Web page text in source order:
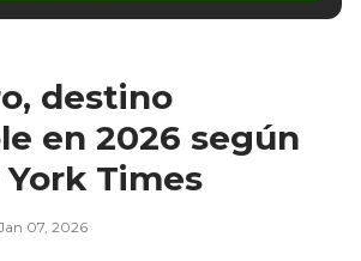
destino
en 2026 según
Times
07, 2026